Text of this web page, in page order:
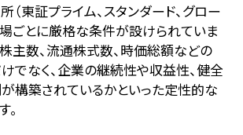
（東証プライム、スタンダード、グロー
場ごとに厳格な条件が設けられていま
株主数、流通株式数、時価総額などの
でなく、企業の継続性や収益性、健全
構築されているかといった定性的な